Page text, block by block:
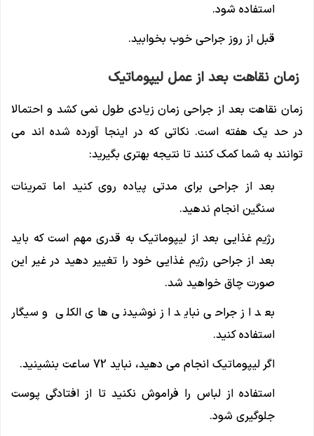
استفاده شود.
قبل از روز جراحی خوب بخوابید.
زمان نقاهت بعد از عمل لیپوماتیک
زمان نقاهت بعد از جراحی زمان زیادی طول نمی کشد و احتمالا
در حد یک هفته است. نکاتی که در اینجا آورده شده اند می
توانند به شما کمک کنند تا نتیجه بهتری بگیرید:
بعد از جراحی برای مدتی پیاده روی کنید اما تمرینات
سنگین انجام ندهید.
رژیم غذایی بعد از لیپوماتیک به قدری مهم است که باید
بعد از جراحی رژیم غذایی خود را تغییر دهید در غیر این
صورت چاق خواهید شد.
بعد از جراحی نباید از نوشیدنی های الکلی و سیگار
استفاده کنید.
اگر لیپوماتیک انجام می دهید، نباید 72 ساعت بنشینید.
استفاده از لباس را فراموش نکنید تا از افتادگی پوست
جلوگیری شود.